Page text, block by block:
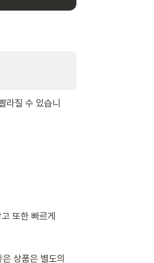
라질 수 있습니
또한 빠르게
상품은 별도의